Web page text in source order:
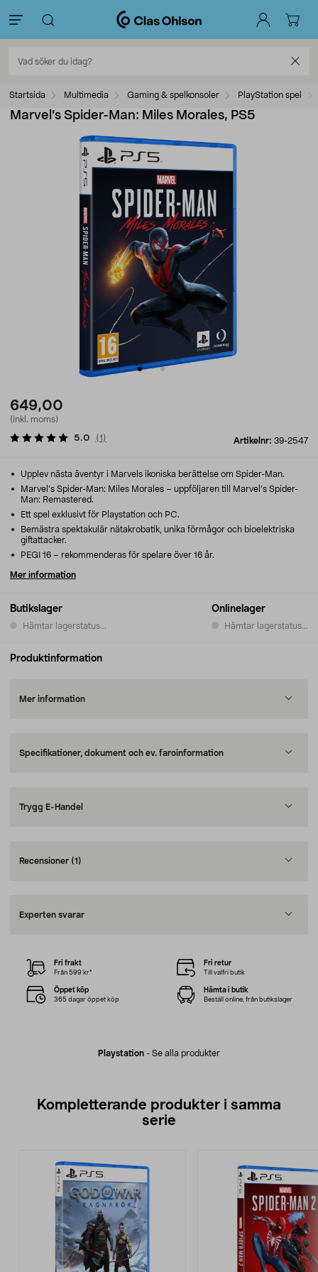
Startsida Multimedia Gaming & spelkonsoler PlayStation spel
Marvel’s Spider-Man: Miles Morales, PS5
649,00
(inkl. moms)
Artikelnr: 39-2547
5.0 (1 )
Butikslager
Hämtar lagerstatus...
Onlinelager
Hämtar lagerstatus...
Upplev nästa äventyr i Marvels ikoniska berättelse om Spider-Man.
Marvel’s Spider-Man: Miles Morales – uppföljaren till Marvel’s Spider-
Man: Remastered.
Ett spel exklusivt för Playstation och PC.
Bemästra spektakulär nätakrobatik, unika förmågor och bioelektriska
giftattacker.
PEGI 16 – rekommenderas för spelare över 16 år.
Mer information
Produktinformation
Mer information
Specifikationer, dokument och ev. faroinformation
Trygg E-Handel
Recensioner (1)
Experten svarar
Playstation - Se alla produkter
Fri frakt
Från 599 kr*
Fri retur
Till valfri butik
Öppet köp
365 dagar öppet köp
Hämta i butik
Beställ online, från butikslager
Kompletterande produkter i samma
serie